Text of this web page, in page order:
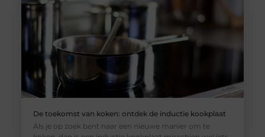
De toekomst van koken: ontdek de inductie kookplaat
Als je op zoek bent naar een nieuwe manier om te